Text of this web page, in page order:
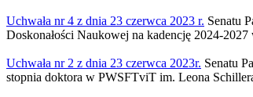
Uchwała nr 4 z dnia 23 czerwca 2023 r. Senatu
Doskonałości Naukowej na kadencję 2024-
Uchwała nr 2 z dnia 23 czerwca 2023r. Senatu
stopnia doktora w PWSFTviT im. Leona